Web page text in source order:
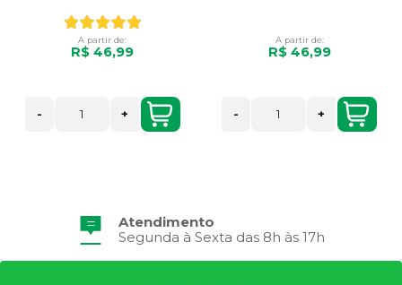
A partir de:
R$ 46,99
- +
A partir de:
R$ 46,99
- +
Atendimento
Segunda à Sexta das 8h às 17h